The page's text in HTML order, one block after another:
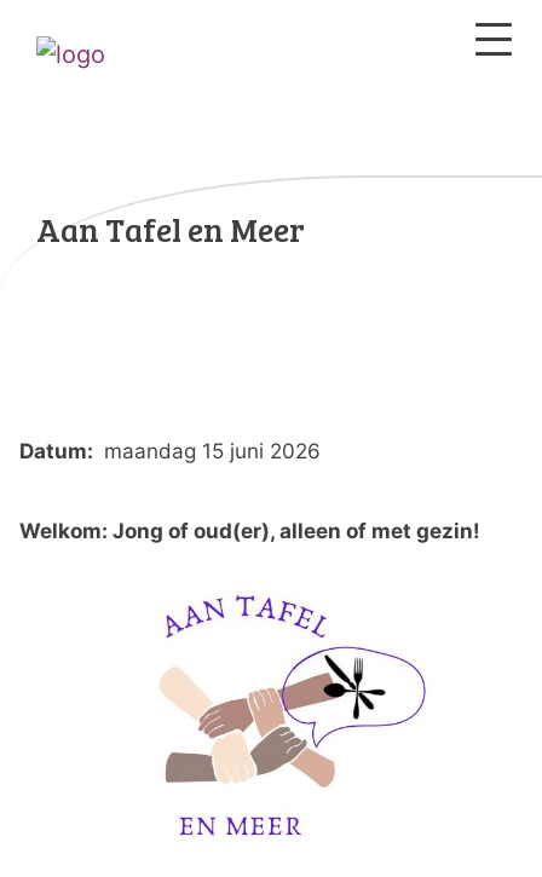
Aan Tafel en Meer
Datum: maandag 15 juni 2026
Welkom: Jong of oud(er), alleen of met gezin!